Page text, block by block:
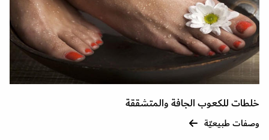
خلطات للكعوب الجافة والمتشققة
وصفات طبيعيّة